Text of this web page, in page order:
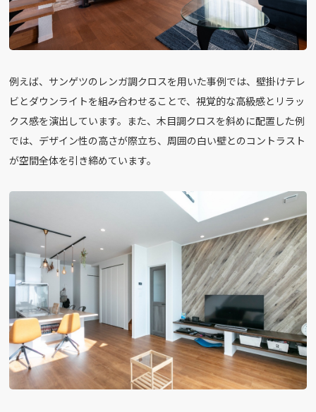
例えば、サンゲツのレンガ調クロスを用いた事例では、壁掛けテレ
ビとダウンライトを組み合わせることで、視覚的な高級感とリラッ
クス感を演出しています。また、木目調クロスを斜めに配置した例
では、デザイン性の高さが際立ち、周囲の白い壁とのコントラスト
が空間全体を引き締めています。